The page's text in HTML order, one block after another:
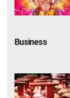
Business